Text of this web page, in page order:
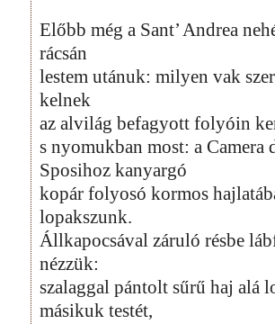
Előbb még a Sant’ Andrea
rácsán
lestem utánuk: milyen vak
kelnek
az alvilág befagyott folyóin
s nyomukban most: a Camera
Sposihoz kanyargó
kopár folyosó kormos
lopakszunk.
Állkapocsával záruló résbe
nézzük:
szalaggal pántolt sűrű haj alá
másikuk testét,